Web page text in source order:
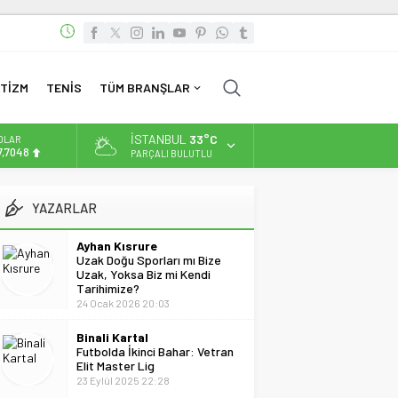
TENİS TÜM BRANŞLAR
İSTANBUL 33°C
PARÇALI BULUTLU
YAZARLAR
Ayhan Kısrure
Uzak Doğu Sporları mı Bize
Uzak, Yoksa Biz mi Kendi
Tarihimize?
24 Ocak 2026 20:03
Binali Kartal
Futbolda İkinci Bahar: Vetran
Elit Master Lig
23 Eylül 2025 22:28